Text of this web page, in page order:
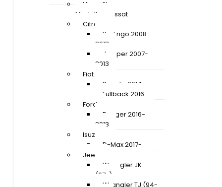
Visa allt
Modellanpassat
Citroen
Berlingo 2008-
2018
Jumper 2007-
2013
Fiat
Ducato 2014-
Fullback 2016-
Ford
Ranger 2016-
2018
Isuzu
D-Max 2017-
Jeep
Wrangler JK
(07-)
Wrangler TJ (94-